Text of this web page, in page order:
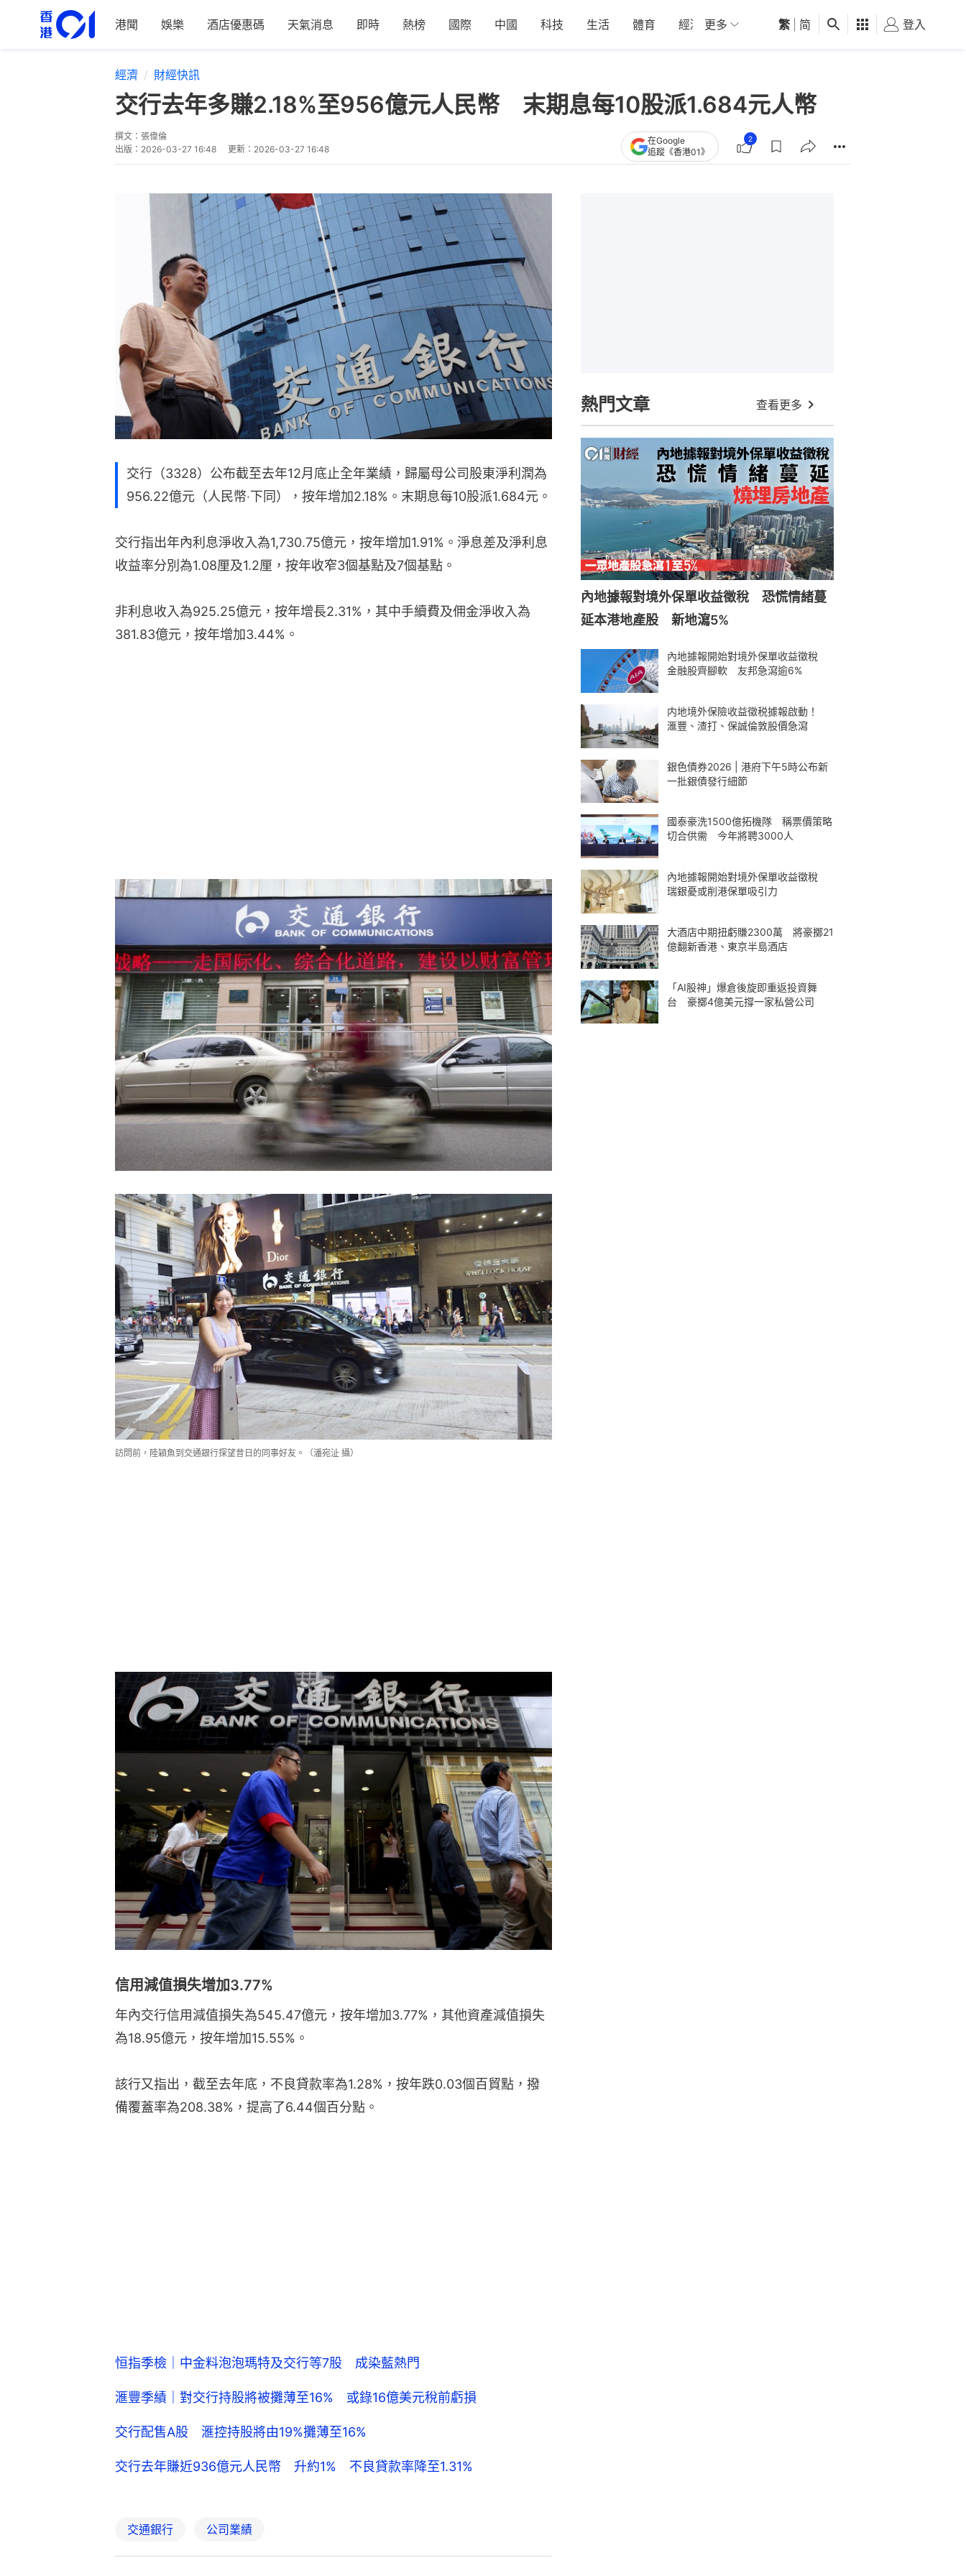
港聞 娛樂 酒店優惠碼 天氣消息 即時 熱榜 國際 中國 科技 生活 體育 經濟 01深圳 觀點 健康 好食玩飛
更多 繁 简 登入
經濟 財經快訊
交行去年多賺2.18%至956億元人民幣 末期息每10股派1.684元人幣
撰文： 張偉倫
出版： 2026-03-27 16:48 更新： 2026-03-27 16:48
在Google
追蹤《香港01》
2
交行（3328）公布截至去年12月底止全年業績，歸屬母公司股東淨利潤為
956.22億元（人民幣‧下同），按年增加2.18%。末期息每10股派1.684元。
交行指出年內利息淨收入為1,730.75億元，按年增加1.91%。淨息差及淨利息
收益率分別為1.08厘及1.2厘，按年收窄3個基點及7個基點。
非利息收入為925.25億元，按年增長2.31%，其中手續費及佣金淨收入為
381.83億元，按年增加3.44%。
訪問前，陸穎魚到交通銀行探望昔日的同事好友。（潘宛沚 攝）
信用減值損失增加3.77%
年內交行信用減值損失為545.47億元，按年增加3.77%，其他資產減值損失
為18.95億元，按年增加15.55%。
該行又指出，截至去年底，不良貸款率為1.28%，按年跌0.03個百貿點，撥
備覆蓋率為208.38%，提高了6.44個百分點。
恒指季檢｜中金料泡泡瑪特及交行等7股 成染藍熱門
滙豐季績｜對交行持股將被攤薄至16% 或錄16億美元稅前虧損
交行配售A股 滙控持股將由19%攤薄至16%
交行去年賺近936億元人民幣 升約1% 不良貸款率降至1.31%
交通銀行 公司業績
熱門文章 查看更多
內地據報對境外保單收益徵稅 恐慌情緒蔓
延本港地產股 新地瀉5%
內地據報開始對境外保單收益徵稅
金融股齊腳軟 友邦急瀉逾6%
内地境外保險收益徵税據報啟動！
滙豐、渣打、保誠倫敦股價急瀉
銀色債券2026 | 港府下午5時公布新
一批銀債發行細節
國泰豪洗1500億拓機隊 稱票價策略
切合供需 今年將聘3000人
內地據報開始對境外保單收益徵稅
瑞銀憂或削港保單吸引力
大酒店中期扭虧賺2300萬 將豪擲21
億翻新香港、東京半島酒店
「AI股神」爆倉後旋即重返投資舞
台 豪擲4億美元撐一家私營公司